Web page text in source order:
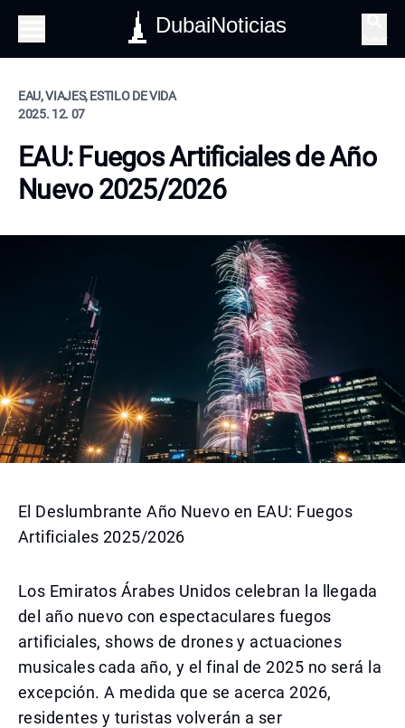
DubaiNoticias
EAU, VIAJES, ESTILO DE VIDA
2025. 12. 07
EAU: Fuegos Artificiales de Año
Nuevo 2025/2026
El Deslumbrante Año Nuevo en EAU: Fuegos
Artificiales 2025/2026
Los Emiratos Árabes Unidos celebran la llegada
del año nuevo con espectaculares fuegos
artificiales, shows de drones y actuaciones
musicales cada año, y el final de 2025 no será la
excepción. A medida que se acerca 2026,
residentes y turistas volverán a ser